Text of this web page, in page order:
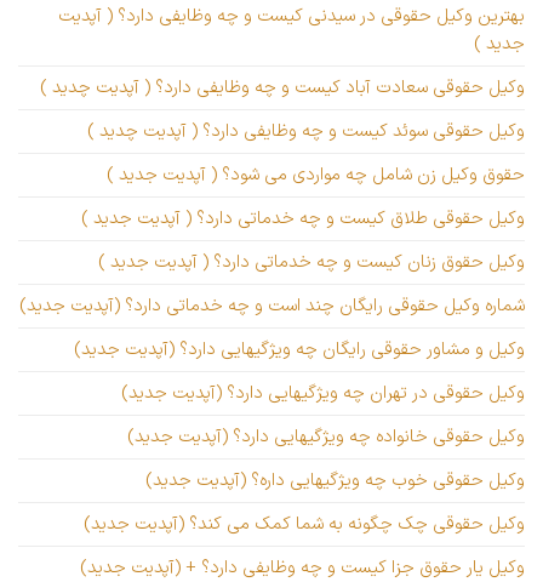
بهترین وکیل حقوقی در سیدنی کیست و چه وظایفی دارد؟ ( آپدیت
جدید )
وکیل حقوقی سعادت آباد کیست و چه وظایفی دارد؟ ( آپدیت چدید )
وکیل حقوقی سوئد کیست و چه وظایفی دارد؟ ( آپدیت چدید )
حقوق وکیل زن شامل چه مواردی می شود؟ ( آپدیت جدید )
وکیل حقوقی طلاق کیست و چه خدماتی دارد؟ ( آپدیت جدید )
وکیل حقوق زنان کیست و چه خدماتی دارد؟ ( آپدیت جدید )
شماره وکیل حقوقی رایگان چند است و چه خدماتی دارد؟ (آپدیت جدید)
وکیل و مشاور حقوقی رایگان چه ویژگیهایی دارد؟ (آپدیت جدید)
وکیل حقوقی در تهران چه ویژگیهایی دارد؟ (آپدیت جدید)
وکیل حقوقی خانواده چه ویژگیهایی دارد؟ (آپدیت جدید)
وکیل حقوقی خوب چه ویژگیهایی داره؟ (آپدیت جدید)
وکیل حقوقی چک چگونه به شما کمک می کند؟ (آپدیت جدید)
وکیل یار حقوق جزا کیست و چه وظایفی دارد؟ + (آپدیت جدید)